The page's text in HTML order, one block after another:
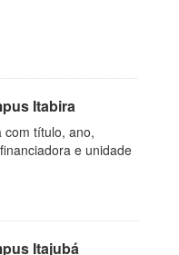
Itabira
com título, ano,
e unidade
Itajubá